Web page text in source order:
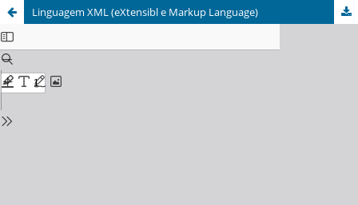
Linguagem XML (eXtensibl e Markup Language)